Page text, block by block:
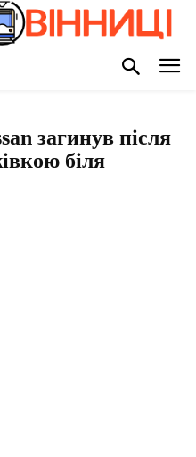
загинув після
біля